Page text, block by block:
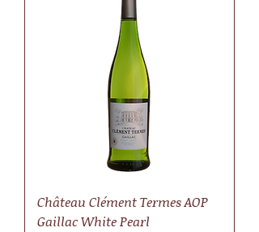
Château Clément Termes AOP
Gaillac White Pearl